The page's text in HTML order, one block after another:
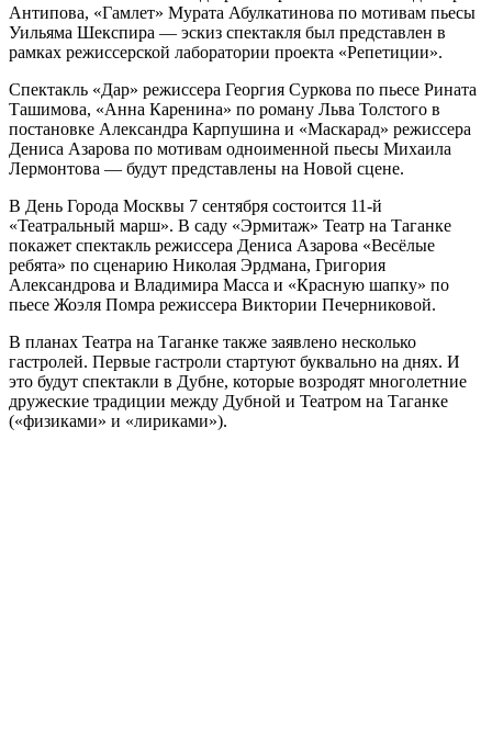
Антипова, «Гамлет» Мурата Абулкатинова по мотивам пьесы
Уильяма Шекспира — эскиз спектакля был представлен в
рамках режиссерской лаборатории проекта «Репетиции».
Спектакль «Дар» режиссера Георгия Суркова по пьесе Рината
Ташимова, «Анна Каренина» по роману Льва Толстого в
постановке Александра Карпушина и «Маскарад» режиссера
Дениса Азарова по мотивам одноименной пьесы Михаила
Лермонтова — будут представлены на Новой сцене.
В День Города Москвы 7 сентября состоится 11-й
«Театральный марш». В саду «Эрмитаж» Театр на Таганке
покажет спектакль режиссера Дениса Азарова «Весёлые
ребята» по сценарию Николая Эрдмана, Григория
Александрова и Владимира Масса и «Красную шапку» по
пьесе Жоэля Помра режиссера Виктории Печерниковой.
В планах Театра на Таганке также заявлено несколько
гастролей. Первые гастроли стартуют буквально на днях. И
это будут спектакли в Дубне, которые возродят многолетние
дружеские традиции между Дубной и Театром на Таганке
(«физиками» и «лириками»).